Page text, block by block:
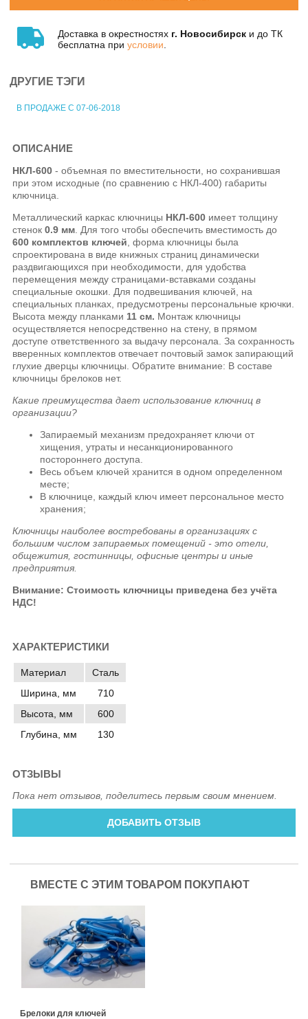
Доставка в окрестностях г. Новосибирск и до ТК
бесплатна при условии
ДРУГИЕ ТЭГИ
В ПРОДАЖЕ С 07-06-2018
ОПИСАНИЕ
НКЛ-600 - объемная по вместительности, но сохранившая
при этом исходные (по сравнению с НКЛ-400) габариты
ключница.
Металлический каркас ключницы НКЛ-600 имеет толщину
стенок0.9 мм . Для того чтобы обеспечить вместимость до
600 комплектов ключей , форма ключницы была
спроектирована в виде книжных страниц динамически
раздвигающихся при необходимости, для удобства
перемещения между страницами-вставками созданы
специальные окошки. Для подвешивания ключей, на
специальных планках, предусмотрены персональные крючки.
Высота между планками 11 см. Монтаж ключницы
осуществляется непосредственно на стену, в прямом
доступе ответственного за выдачу персонала. За сохранность
вверенных комплектов отвечает почтовый замок запирающий
глухие дверцы ключницы. Обратите внимание: В составе
ключницы брелоков нет.
Какие преимущества дает использование ключниц в
организации?
Запираемый механизм предохраняет ключи от
хищения, утраты и несанкционированного
постороннего доступа.
Весь объем ключей хранится в одном определенном
месте;
В ключнице, каждый ключ имеет персональное место
хранения;
Ключницы наиболее востребованы в организациях с
большим числом запираемых помещений - это отели,
общежития, гостинницы, офисные центры и иные
предприятия.
Внимание: Стоимость ключницы приведена без учёта
НДС!
ХАРАКТЕРИСТИКИ
Материал
Сталь
Ширина, мм
710
Высота, мм
600
Глубина, мм
130
ОТЗЫВЫ
Пока нет отзывов, поделитесь первым своим мнением.
ДОБАВИТЬ ОТЗЫВ
ВМЕСТЕ С ЭТИМ ТОВАРОМ ПОКУПАЮТ
Брелоки для ключей